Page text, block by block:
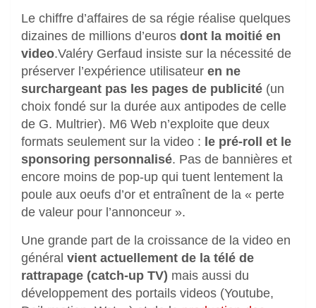
Le chiffre d’affaires de sa régie réalise quelques
dizaines de millions d’euros dont la moitié en
video.Valéry Gerfaud insiste sur la nécessité de
préserver l’expérience utilisateur en ne
surchargeant pas les pages de publicité (un
choix fondé sur la durée aux antipodes de celle
de G. Multrier). M6 Web n’exploite que deux
formats seulement sur la video : le pré-roll et le
sponsoring personnalisé. Pas de bannières et
encore moins de pop-up qui tuent lentement la
poule aux oeufs d’or et entraînent de la « perte
de valeur pour l’annonceur ».
Une grande part de la croissance de la video en
général vient actuellement de la télé de
rattrapage (catch-up TV) mais aussi du
développement des portails videos (Youtube,